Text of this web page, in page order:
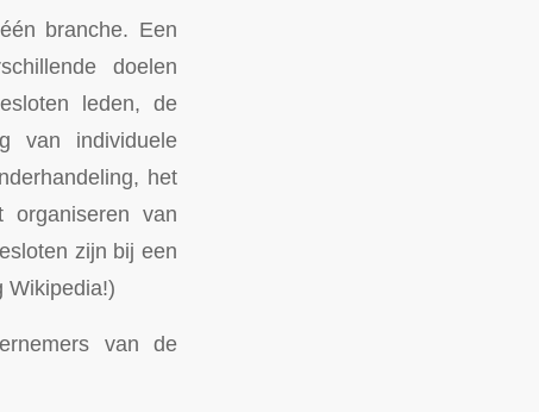
branche. Een
doelen
leden, de
van individuele
het
organiseren van
zijn bij een
Wikipedia!)
van de